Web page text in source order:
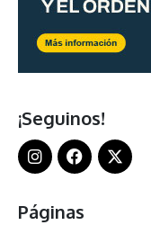
¡Seguinos!
Páginas